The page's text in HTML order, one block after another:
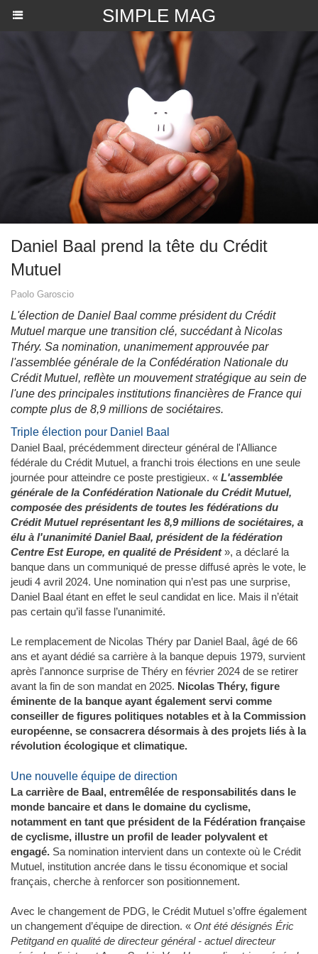
SIMPLE MAG
Daniel Baal prend la tête du Crédit
Mutuel
Paolo Garoscio
L'élection de Daniel Baal comme président du Crédit
Mutuel marque une transition clé, succédant à Nicolas
Théry. Sa nomination, unanimement approuvée par
l'assemblée générale de la Confédération Nationale du
Crédit Mutuel, reflète un mouvement stratégique au sein de
l'une des principales institutions financières de France qui
compte plus de 8,9 millions de sociétaires.
Triple élection pour Daniel Baal
Daniel Baal, précédemment directeur général de l'Alliance
fédérale du Crédit Mutuel, a franchi trois élections en une seule
journée pour atteindre ce poste prestigieux. « L'assemblée
générale de la Confédération Nationale du Crédit Mutuel,
composée des présidents de toutes les fédérations du
Crédit Mutuel représentant les 8,9 millions de sociétaires, a
élu à l'unanimité Daniel Baal, président de la fédération
Centre Est Europe, en qualité de Président», a déclaré la
banque dans un communiqué de presse diffusé après le vote, le
jeudi 4 avril 2024. Une nomination qui n’est pas une surprise,
Daniel Baal étant en effet le seul candidat en lice. Mais il n’était
pas certain qu’il fasse l’unanimité.
Le remplacement de Nicolas Théry par Daniel Baal, âgé de 66
ans et ayant dédié sa carrière à la banque depuis 1979, survient
après l'annonce surprise de Théry en février 2024 de se retirer
avant la fin de son mandat en 2025. Nicolas Théry, figure
éminente de la banque ayant également servi comme
conseiller de figures politiques notables et à la Commission
européenne, se consacrera désormais à des projets liés à la
révolution écologique et climatique.
Une nouvelle équipe de direction
La carrière de Baal, entremêlée de responsabilités dans le
monde bancaire et dans le domaine du cyclisme,
notamment en tant que président de la Fédération française
de cyclisme, illustre un profil de leader polyvalent et
engagé. Sa nomination intervient dans un contexte où le Crédit
Mutuel, institution ancrée dans le tissu économique et social
français, cherche à renforcer son positionnement.
Avec le changement de PDG, le Crédit Mutuel s’offre également
un changement d’équipe de direction. « Ont été désignés Éric
Petitgand en qualité de directeur général - actuel directeur